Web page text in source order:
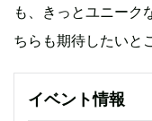
も、きっとユニーク
ちらも期待したいと
イベント情報